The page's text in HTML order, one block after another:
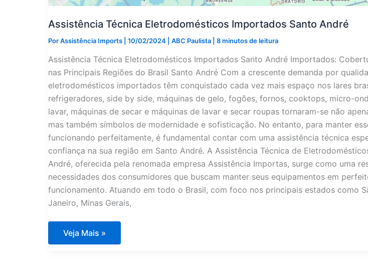
Assistência Técnica Eletrodomésticos Importados Santo André
PorAssistência Imports 10/02/2024 ABC Paulista 8 minutos de leitura
Assistência Técnica Eletrodomésticos Importados Santo André Importados:
nas Principais Regiões do Brasil Santo André Com a crescente demanda por
eletrodomésticos importados têm conquistado cada vez mais espaço nos lares
refrigeradores, side by side, máquinas de gelo, fogões, fornos, cooktops, micro-
lavar, máquinas de secar e máquinas de lavar e secar roupas tornaram-se não
mas também símbolos de modernidade e sofisticação. No entanto, para manter
funcionando perfeitamente, é fundamental contar com uma assistência técnica
confiança na sua região em Santo André. A Assistência Técnica de
André, oferecida pela renomada empresa Assistência Importas, surge como uma
necessidades dos consumidores que buscam manter seus equipamentos em
funcionamento. Atuando em todo o Brasil, com foco nos principais estados como
Janeiro, Minas Gerais,
Assistência
Técnica
Veja Mais »